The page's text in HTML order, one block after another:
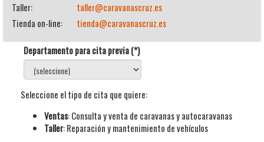
Taller:
taller@caravanascruz.es
Tienda on-line:
tienda@caravanascruz.es
Departamento para cita previa (*)
Seleccione el tipo de cita que quiere:
Ventas: Consulta y venta de caravanas y autocaravanas
Taller: Reparación y mantenimiento de vehículos